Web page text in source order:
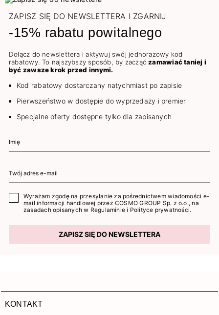
ZAPISZ SIĘ DO NEWSLETTERA I ZGARNIJ
-15% rabatu powitalnego
Dołącz do newslettera i aktywuj swój jednorazowy kod
rabatowy. To najszybszy sposób, by zacząćzamawiać taniej i
być zawsze krok przed innymi.
Kod rabatowy dostarczany natychmiast po zapisie
Pierwszeństwo w dostępie do wyprzedaży i premier
Specjalne oferty dostępne tylko dla zapisanych
Wyrażam zgodę na przesyłanie za pośrednictwem wiadomości e-
mail informacji handlowej przez COSMO GROUP Sp. z o.o., na
zasadach opisanych w Regulaminie i Polityce prywatności.
ZAPISZ SIĘ DO NEWSLETTERA
KONTAKT